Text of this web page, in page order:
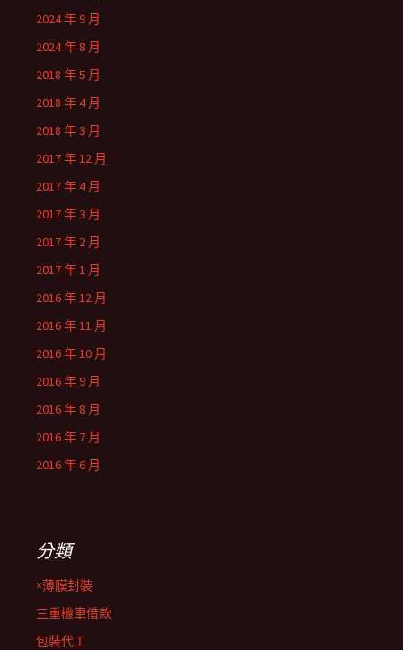
2024 年 9 月
2024 年 8 月
2018 年 5 月
2018 年 4 月
2018 年 3 月
2017 年 12 月
2017 年 4 月
2017 年 3 月
2017 年 2 月
2017 年 1 月
2016 年 12 月
2016 年 11 月
2016 年 10 月
2016 年 9 月
2016 年 8 月
2016 年 7 月
2016 年 6 月
分類
×薄膜封裝
三重機車借款
包裝代工